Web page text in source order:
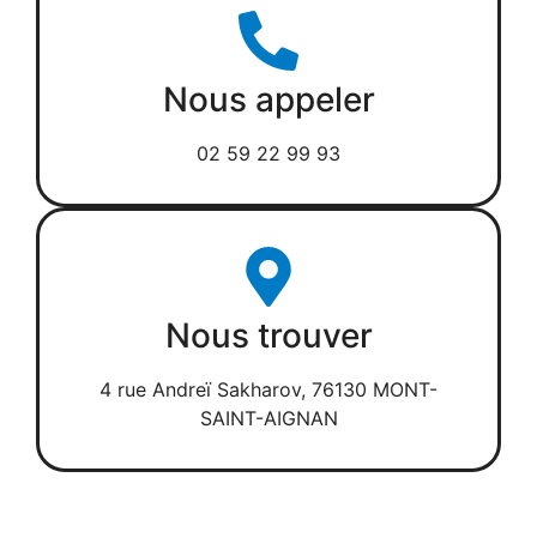
Nous appeler
02 59 22 99 93
Nous trouver
4 rue Andreï Sakharov, 76130 MONT-
SAINT-AIGNAN